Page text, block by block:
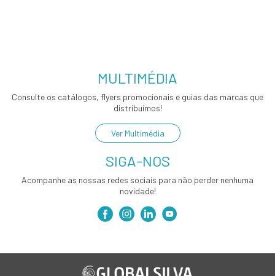
MULTIMÉDIA
Consulte os catálogos, flyers promocionais e guias das marcas que
distribuímos!
Ver Multimédia
SIGA-NOS
Acompanhe as nossas redes sociais para não perder nenhuma
novidade!